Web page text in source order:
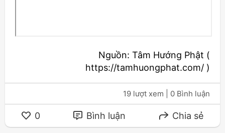
Nguồn: Tâm Hướng Phật (
https://tamhuongphat.com/ )
19 lượt xem | 0 Bình luận
0 Bình luận Chia sẻ